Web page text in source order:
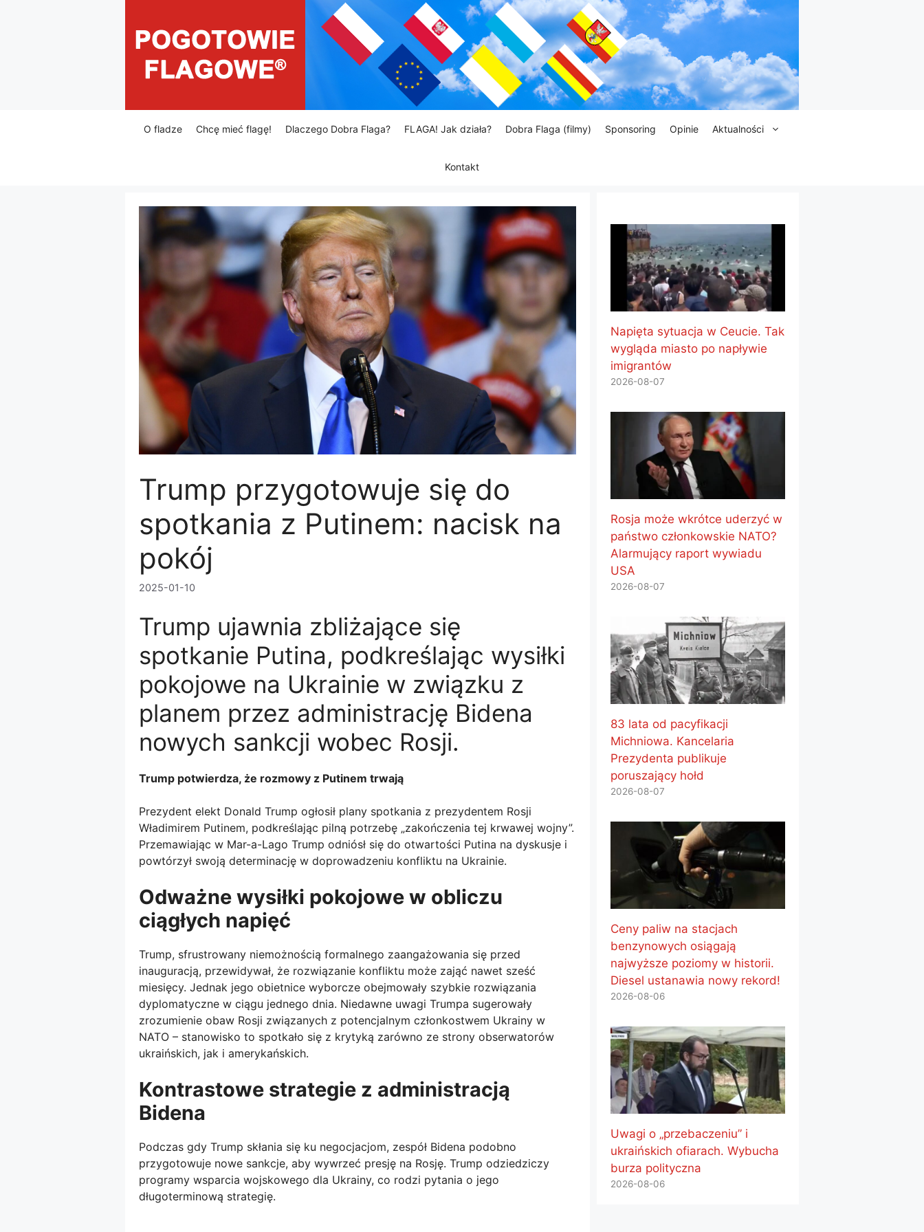
O fladze Chcę mieć flagę! Dlaczego Dobra Flaga? FLAGA! Jak działa? Dobra Flaga (filmy) Sponsoring Opinie Aktualności
Kontakt
Trump przygotowuje się do
spotkania z Putinem: nacisk na
pokój
2025-01-10
Trump ujawnia zbliżające się
spotkanie Putina, podkreślając wysiłki
pokojowe na Ukrainie w związku z
planem przez administrację Bidena
nowych sankcji wobec Rosji.
Trump potwierdza, że ​​rozmowy z Putinem trwają
Prezydent elekt Donald Trump ogłosił plany spotkania z prezydentem Rosji
Władimirem Putinem, podkreślając pilną potrzebę „zakończenia tej krwawej wojny”.
Przemawiając w Mar-a-Lago Trump odniósł się do otwartości Putina na dyskusje i
powtórzył swoją determinację w doprowadzeniu konfliktu na Ukrainie.
Odważne wysiłki pokojowe w obliczu
ciągłych napięć
Trump, sfrustrowany niemożnością formalnego zaangażowania się przed
inauguracją, przewidywał, że rozwiązanie konfliktu może zająć nawet sześć
miesięcy. Jednak jego obietnice wyborcze obejmowały szybkie rozwiązania
dyplomatyczne w ciągu jednego dnia. Niedawne uwagi Trumpa sugerowały
zrozumienie obaw Rosji związanych z potencjalnym członkostwem Ukrainy w
NATO – stanowisko to spotkało się z krytyką zarówno ze strony obserwatorów
ukraińskich, jak i amerykańskich.
Kontrastowe strategie z administracją
Bidena
Podczas gdy Trump skłania się ku negocjacjom, zespół Bidena podobno
przygotowuje nowe sankcje, aby wywrzeć presję na Rosję. Trump odziedziczy
programy wsparcia wojskowego dla Ukrainy, co rodzi pytania o jego
długoterminową strategię.
Napięta sytuacja w Ceucie. Tak
wygląda miasto po napływie
imigrantów
2026-08-07
Rosja może wkrótce uderzyć w
państwo członkowskie NATO?
Alarmujący raport wywiadu
USA
2026-08-07
83 lata od pacyfikacji
Michniowa. Kancelaria
Prezydenta publikuje
poruszający hołd
2026-08-07
Ceny paliw na stacjach
benzynowych osiągają
najwyższe poziomy w historii.
Diesel ustanawia nowy rekord!
2026-08-06
Uwagi o „przebaczeniu” i
ukraińskich ofiarach. Wybucha
burza polityczna
2026-08-06